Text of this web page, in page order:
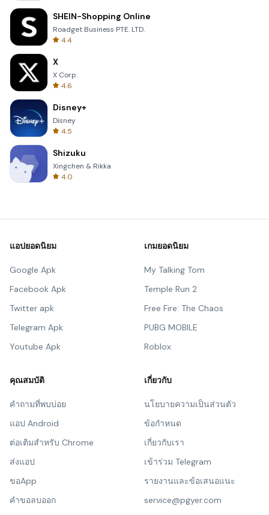
SHEIN-Shopping Online
Roadget Business PTE. LTD.
4.4
X
X Corp.
4.6
Disney+
Disney
4.5
Shizuku
Xingchen & Rikka
4.0
แอปยอดนิยม
Google Apk
Facebook Apk
Twitter apk
Telegram Apk
Youtube Apk
เกมยอดนิยม
My Talking Tom
Temple Run 2
Free Fire: The Chaos
PUBG MOBILE
Roblox
คุณสมบัติ
คำถามที่พบบ่อย
แอป Android
ต่อเติมสำหรับ Chrome
ส่งแอป
ขอApp
คำขอลบออก
เกี่ยวกับ
นโยบายความเป็นส่วนตัว
ข้อกำหนด
เกี่ยวกับเรา
เข้าร่วม Telegram
รายงานและข้อเสนอแนะ
service@pgyer.com